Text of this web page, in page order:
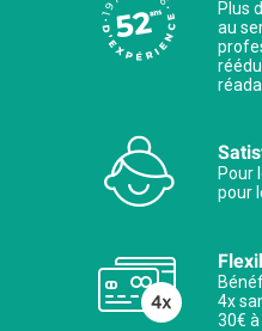
Plus
au
Pour
pour
4x
30€